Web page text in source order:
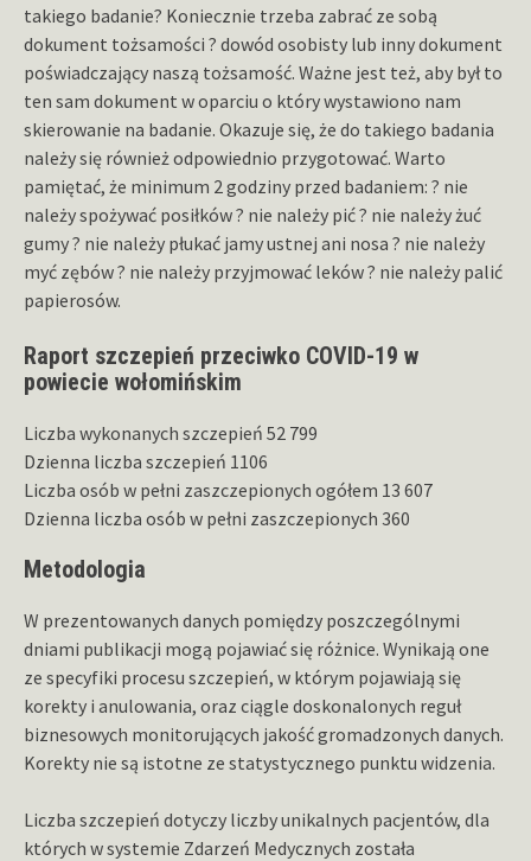
takiego badanie? Koniecznie trzeba zabrać ze sobą
dokument tożsamości ? dowód osobisty lub inny dokument
poświadczający naszą tożsamość. Ważne jest też, aby był to
ten sam dokument w oparciu o który wystawiono nam
skierowanie na badanie. Okazuje się, że do takiego badania
należy się również odpowiednio przygotować. Warto
pamiętać, że minimum 2 godziny przed badaniem: ? nie
należy spożywać posiłków ? nie należy pić ? nie należy żuć
gumy ? nie należy płukać jamy ustnej ani nosa ? nie należy
myć zębów ? nie należy przyjmować leków ? nie należy palić
papierosów.
Raport szczepień przeciwko COVID-19 w
powiecie wołomińskim
Liczba wykonanych szczepień 52 799
Dzienna liczba szczepień 1106
Liczba osób w pełni zaszczepionych ogółem 13 607
Dzienna liczba osób w pełni zaszczepionych 360
Metodologia
W prezentowanych danych pomiędzy poszczególnymi
dniami publikacji mogą pojawiać się różnice. Wynikają one
ze specyfiki procesu szczepień, w którym pojawiają się
korekty i anulowania, oraz ciągle doskonalonych reguł
biznesowych monitorujących jakość gromadzonych danych.
Korekty nie są istotne ze statystycznego punktu widzenia.
Liczba szczepień dotyczy liczby unikalnych pacjentów, dla
których w systemie Zdarzeń Medycznych została